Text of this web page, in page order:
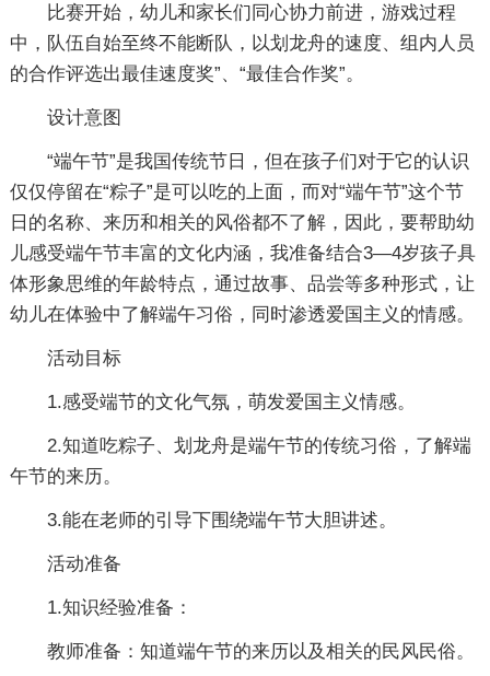
比赛开始，幼儿和家长们同心协力前进，游戏过程
中，队伍自始至终不能断队，以划龙舟的速度、组内人员
的合作评选出最佳速度奖”、“最佳合作奖”。
设计意图
“端午节”是我国传统节日，但在孩子们对于它的认识
仅仅停留在“粽子”是可以吃的上面，而对“端午节”这个节
日的名称、来历和相关的风俗都不了解，因此，要帮助幼
儿感受端午节丰富的文化内涵，我准备结合3―4岁孩子具
体形象思维的年龄特点，通过故事、品尝等多种形式，让
幼儿在体验中了解端午习俗，同时渗透爱国主义的情感。
活动目标
1.感受端节的文化气氛，萌发爱国主义情感。
2.知道吃粽子、划龙舟是端午节的传统习俗，了解端
午节的来历。
3.能在老师的引导下围绕端午节大胆讲述。
活动准备
1.知识经验准备：
教师准备：知道端午节的来历以及相关的民风民俗。